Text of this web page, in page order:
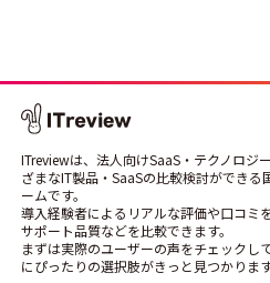
ITreviewは、法人向けSaaS・テクノロジ
ざまなIT製品・SaaSの比較検討ができ
ームです。
導入経験者によるリアルな評価や口コミ
サポート品質などを比較できます。
まずは実際のユーザーの声をチェックし
にぴったりの選択肢がきっと見つかります